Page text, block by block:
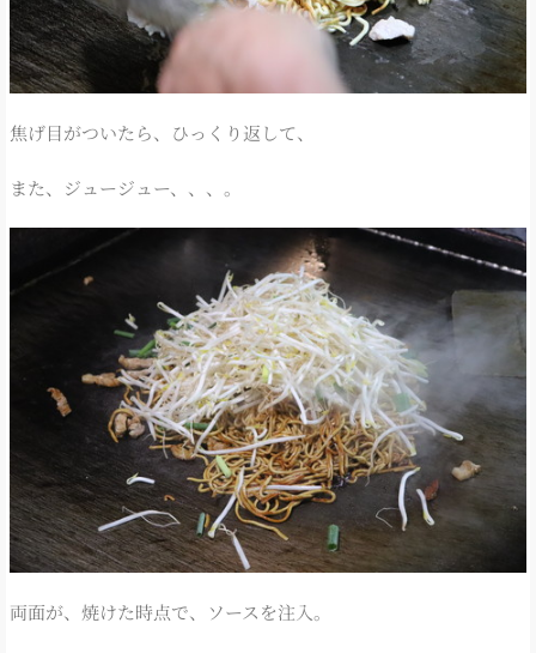
焦げ目がついたら、ひっくり返して、
また、ジュージュー、、、。
両面が、焼けた時点で、ソースを注入。